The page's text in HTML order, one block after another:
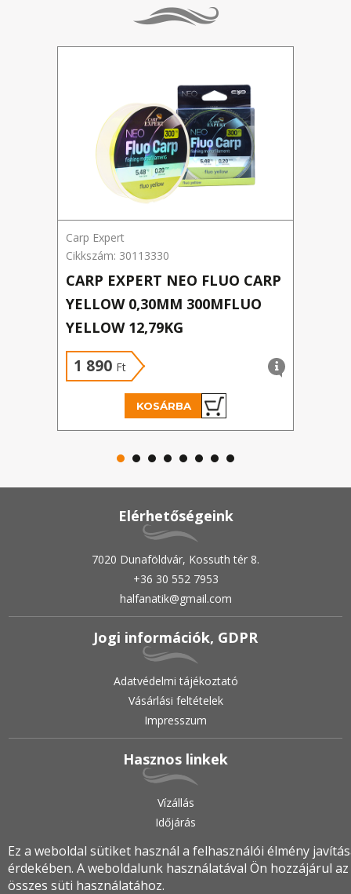
Carp Expert
Cikkszám: 30113330
CARP EXPERT NEO FLUO CARP
YELLOW 0,30MM 300MFLUO
YELLOW 12,79KG
1 890 Ft
KOSÁRBA
Elérhetőségeink
7020 Dunaföldvár, Kossuth tér 8.
+36 30 552 7953
halfanatik@gmail.com
Jogi információk, GDPR
Adatvédelmi tájékoztató
Vásárlási feltételek
Impresszum
Hasznos linkek
Vízállás
Időjárás
2019.•© halfanatik.hu•Minden jog fenntartva!
Ez a weboldal sütiket használ a felhasználói élmény
érdekében. A weboldalunk használatával Ön hozzájárul az
összes süti használatához.